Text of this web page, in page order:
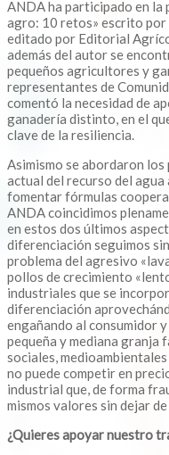
ANDA ha participado en la
agro: 10 retos» escrito
editado por Editorial
además del autor se
pequeños agricultores y
representantes de
comentó la necesidad de
ganadería distinto, en el
clave de la resiliencia.
Asimismo se abordaron
actual del recurso del
fomentar fórmulas
ANDA coincidimos
en estos dos últimos
diferenciación seguimos
problema del agresivo
pollos de crecimiento
industriales que se
diferenciación
engañando al consumidor
pequeña y mediana granja
sociales,
no puede competir en
industrial que, de forma
mismos valores sin dejar
¿Quieres apoyar nuestro